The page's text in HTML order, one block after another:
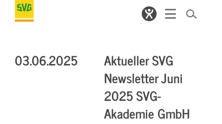
03.06.2025
Aktueller SVG
Newsletter Juni
2025 SVG-
Akademie GmbH